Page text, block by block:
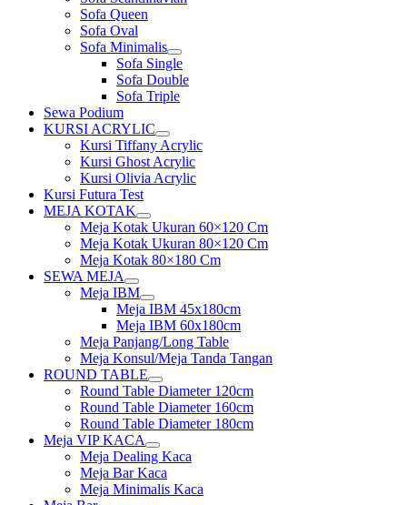
sub
menu
Sofa Queen
Sofa Oval
Sofa Minimalis
Show
sub
menu
Sofa Single
Sofa Double
Sofa Triple
Sewa Podium
KURSI ACRYLIC
Show
sub
menu
Kursi Tiffany Acrylic
Kursi Ghost Acrylic
Kursi Olivia Acrylic
Kursi Futura Test
MEJA KOTAK
Show
sub
menu
Meja Kotak Ukuran 60×120 Cm
Meja Kotak Ukuran 80×120 Cm
Meja Kotak 80×180 Cm
SEWA MEJA
Show
sub
menu
Meja IBM
Show
sub
menu
Meja IBM 45x180cm
Meja IBM 60x180cm
Meja Panjang/Long Table
Meja Konsul/Meja Tanda Tangan
ROUND TABLE
Show
sub
menu
Round Table Diameter 120cm
Round Table Diameter 160cm
Round Table Diameter 180cm
Meja VIP KACA
Show
sub
menu
Meja Dealing Kaca
Meja Bar Kaca
Meja Minimalis Kaca